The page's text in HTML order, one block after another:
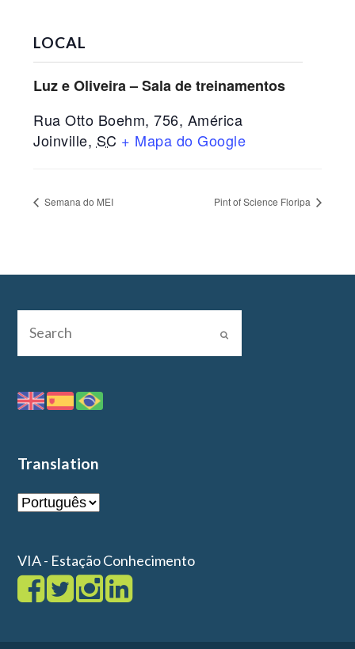
LOCAL
Luz e Oliveira – Sala de treinamentos
Rua Otto Boehm, 756, América
Joinville, SC + Mapa do Google
Semana do MEI Pint of Science Floripa
Translation
VIA - Estação Conhecimento